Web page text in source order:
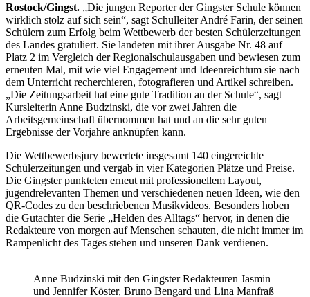
Rostock/Gingst. „Die jungen Reporter der Gingster Schule können
wirklich stolz auf sich sein“, sagt Schulleiter André Farin, der seinen
Schülern zum Erfolg beim Wettbewerb der besten Schülerzeitungen
des Landes gratuliert. Sie landeten mit ihrer Ausgabe Nr. 48 auf
Platz 2 im Vergleich der Regionalschulausgaben und bewiesen zum
erneuten Mal, mit wie viel Engagement und Ideenreichtum sie nach
dem Unterricht recherchieren, fotografieren und Artikel schreiben.
„Die Zeitungsarbeit hat eine gute Tradition an der Schule“, sagt
Kursleiterin Anne Budzinski, die vor zwei Jahren die
Arbeitsgemeinschaft übernommen hat und an die sehr guten
Ergebnisse der Vorjahre anknüpfen kann.
Die Wettbewerbsjury bewertete insgesamt 140 eingereichte
Schülerzeitungen und vergab in vier Kategorien Plätze und Preise.
Die Gingster punkteten erneut mit professionellem Layout,
jugendrelevanten Themen und verschiedenen neuen Ideen, wie den
QR-Codes zu den beschriebenen Musikvideos. Besonders hoben
die Gutachter die Serie „Helden des Alltags“ hervor, in denen die
Redakteure von morgen auf Menschen schauten, die nicht immer im
Rampenlicht des Tages stehen und unseren Dank verdienen.
Anne Budzinski mit den Gingster Redakteuren Jasmin
und Jennifer Köster, Bruno Bengard und Lina Manfraß